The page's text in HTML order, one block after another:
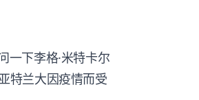
一下李格·米特卡尔
特兰大因疫情而受